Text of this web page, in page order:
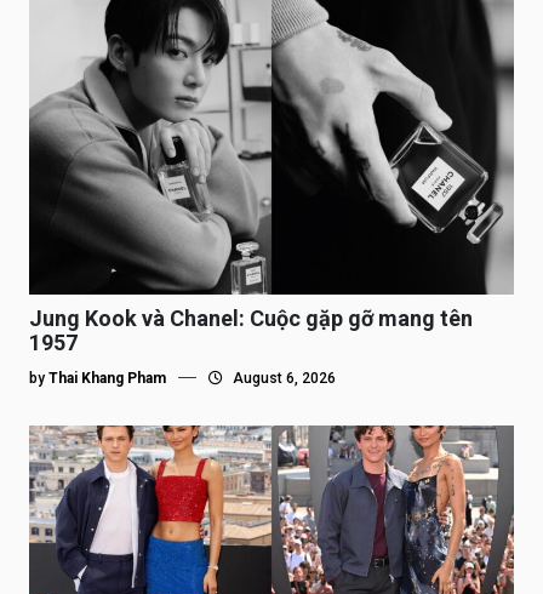
Jung Kook và Chanel: Cuộc gặp gỡ mang tên
1957
by Thai Khang Pham August 6, 2026